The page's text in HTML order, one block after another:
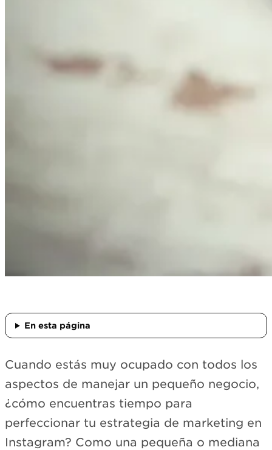
En esta página
Cuando estás muy ocupado con todos los
aspectos de manejar un pequeño negocio,
¿cómo encuentras tiempo para
perfeccionar tu estrategia de marketing en
Instagram? Como una pequeña o mediana